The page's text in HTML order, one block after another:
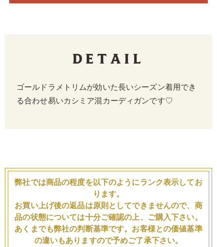
Detail
ゴールドラメトリムが効いた長いシーズン着用でき
る合わせ易いカシミア混カーディガンです♡
弊社では商品の程度を以下のようにランク表示してお
ります。
お買い上げ後の返品は原則としてできませんので、商
品の状態については十分ご確認の上、ご購入下さい。
あくまでも弊社の判断基準です。お客様との価値基準
の違いもありますので予めご了承下さい。